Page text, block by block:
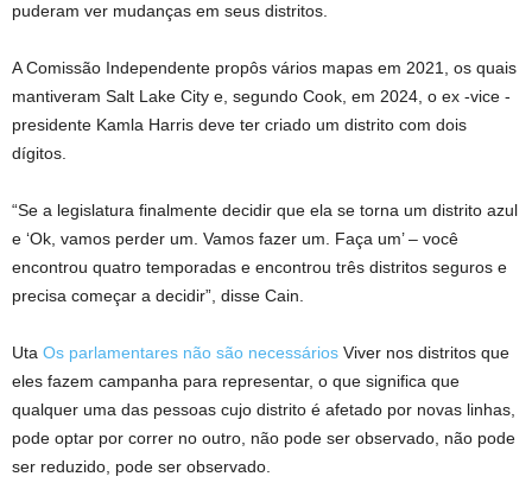
puderam ver mudanças em seus distritos.
A Comissão Independente propôs vários mapas em 2021, os quais
mantiveram Salt Lake City e, segundo Cook, em 2024, o ex -vice -
presidente Kamla Harris deve ter criado um distrito com dois
dígitos.
“Se a legislatura finalmente decidir que ela se torna um distrito azul
e ‘Ok, vamos perder um. Vamos fazer um. Faça um’ – você
encontrou quatro temporadas e encontrou três distritos seguros e
precisa começar a decidir”, disse Cain.
Uta Os parlamentares não são necessários Viver nos distritos que
eles fazem campanha para representar, o que significa que
qualquer uma das pessoas cujo distrito é afetado por novas linhas,
pode optar por correr no outro, não pode ser observado, não pode
ser reduzido, pode ser observado.